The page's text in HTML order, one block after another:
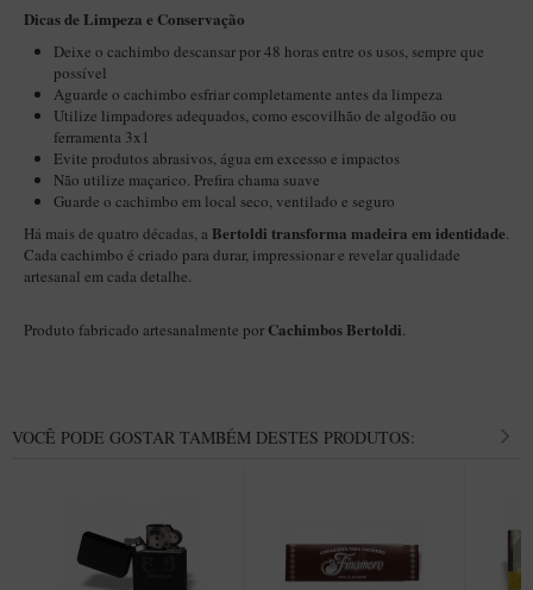
Dicas de Limpeza e Conservação
Deixe o cachimbo descansar por 48 horas entre os usos, sempre que
possível
Aguarde o cachimbo esfriar completamente antes da limpeza
Utilize limpadores adequados, como escovilhão de algodão ou
ferramenta 3x1
Evite produtos abrasivos, água em excesso e impactos
Não utilize maçarico. Prefira chama suave
Guarde o cachimbo em local seco, ventilado e seguro
Há mais de quatro décadas, a Bertoldi transforma madeira em identidade.
Cada cachimbo é criado para durar, impressionar e revelar qualidade
artesanal em cada detalhe.
Produto fabricado artesanalmente por Cachimbos Bertoldi.
VOCÊ PODE GOSTAR TAMBÉM DESTES PRODUTOS: